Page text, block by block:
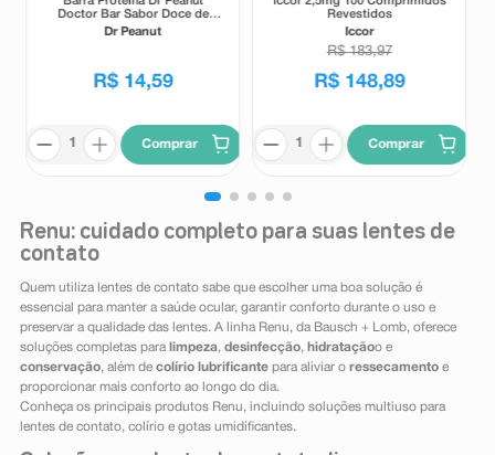
Doctor Bar Sabor Doce de
Leite 62g
Dr Peanut
R$ 14,59
Comprar
Revestidos
Iccor
R$ 183,97
R$ 148,89
Comprar
Renu: cuidado completo para suas lentes de
contato
Quem utiliza lentes de contato sabe que escolher uma boa solução é
essencial para manter a saúde ocular, garantir conforto durante o uso e
preservar a qualidade das lentes. A linha Renu, da Bausch + Lomb, oferece
soluções completas para limpeza, desinfecção, hidrataçãoo e
conservação, além de colírio lubrificantepara aliviar o ressecamentoe
proporcionar mais conforto ao longo do dia.
Conheça os principais produtos Renu, incluindo soluções multiuso para
lentes de contato, colírio e gotas umidificantes.